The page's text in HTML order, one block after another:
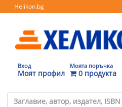
Helikon.bg
Вход
Моят профил
Моята поръчка
0 продукта